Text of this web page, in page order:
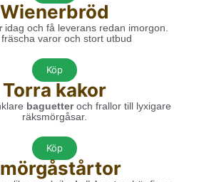
Wienerbröd
idag och få leverans redan imorgon.
varor och stort utbud
Köp
Torra kakor
baguetter och frallor till lyxigare
räksmörgåsar.
Köp